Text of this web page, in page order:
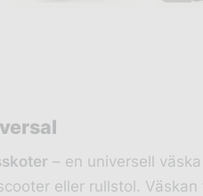
– en universell
eller rullstol.